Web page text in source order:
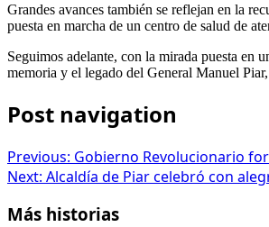
Grandes avances también se reflejan en la
puesta en marcha de un centro de salud de
Seguimos adelante, con la mirada puesta en
memoria y el legado del General Manuel
Post navigation
Previous: Gobierno Revolucionario
Next: Alcaldía de Piar celebró con
Más historias